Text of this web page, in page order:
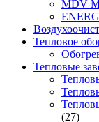
MDV
Тепловое
Тепловые
(27)